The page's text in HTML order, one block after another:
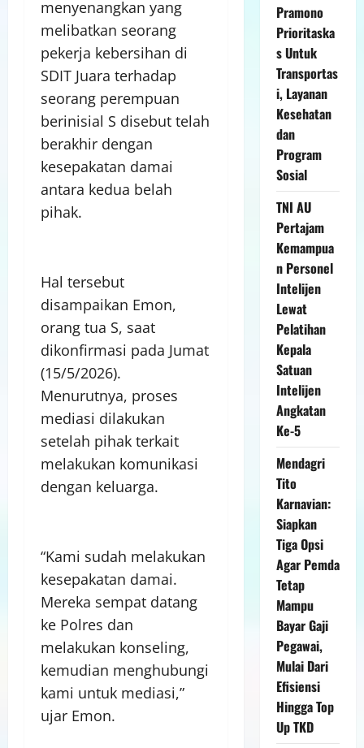
menyenangkan yang
melibatkan seorang
pekerja kebersihan di
SDIT Juara terhadap
seorang perempuan
berinisial S disebut telah
berakhir dengan
kesepakatan damai
antara kedua belah
pihak.
Hal tersebut
disampaikan Emon,
orang tua S, saat
dikonfirmasi pada Jumat
(15/5/2026).
Menurutnya, proses
mediasi dilakukan
setelah pihak terkait
melakukan komunikasi
dengan keluarga.
“Kami sudah melakukan
kesepakatan damai.
Mereka sempat datang
ke Polres dan
melakukan konseling,
kemudian menghubungi
kami untuk mediasi,”
ujar Emon.
Pramono
Prioritaska
s Untuk
Transportas
i, Layanan
Kesehatan
dan
Program
Sosial
TNI AU
Pertajam
Kemampua
n Personel
Intelijen
Lewat
Pelatihan
Kepala
Satuan
Intelijen
Angkatan
Ke-5
Mendagri
Tito
Karnavian:
Siapkan
Tiga Opsi
Agar Pemda
Tetap
Mampu
Bayar Gaji
Pegawai,
Mulai Dari
Efisiensi
Hingga Top
Up TKD